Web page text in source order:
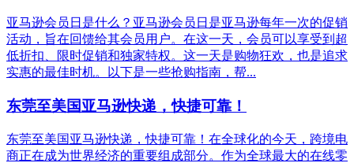
亚马逊会员日是什么？亚马逊会员日是亚马逊每年一次的促销
活动，旨在回馈给其会员用户。在这一天，会员可以享受到超
低折扣、限时促销和独家特权。这一天是购物狂欢，也是追求
实惠的最佳时机。以下是一些抢购指南，帮...
东莞至美国亚马逊快递，快捷可靠！
东莞至美国亚马逊快递，快捷可靠！在全球化的今天，跨境电
商正在成为世界经济的重要组成部分。作为全球最大的在线零